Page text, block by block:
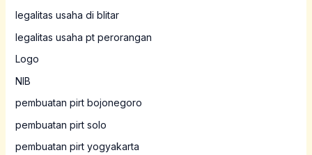
legalitas usaha di blitar
legalitas usaha pt perorangan
Logo
NIB
pembuatan pirt bojonegoro
pembuatan pirt solo
pembuatan pirt yogyakarta